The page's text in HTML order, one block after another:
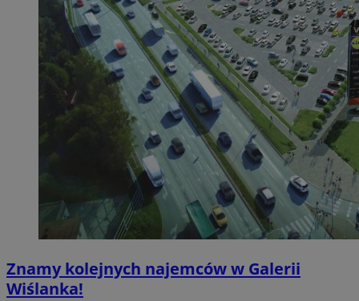
Znamy kolejnych najemców w Galerii
Wiślanka!